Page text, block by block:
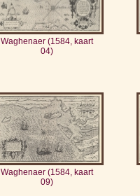
Waghenaer (1584, kaart
04)
Waghenaer (1584, kaart
09)